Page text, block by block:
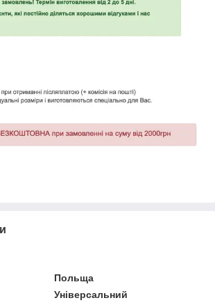
Польща
Універсальний